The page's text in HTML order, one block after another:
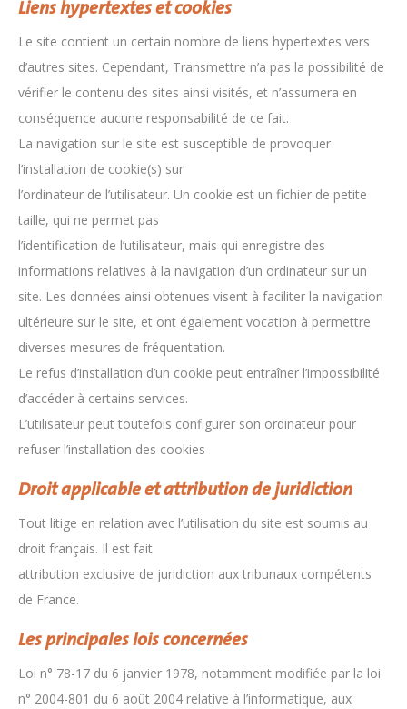
Liens hypertextes et cookies
Le site contient un certain nombre de liens hypertextes vers
d’autres sites. Cependant, Transmettre n’a pas la possibilité de
vérifier le contenu des sites ainsi visités, et n’assumera en
conséquence aucune responsabilité de ce fait.
La navigation sur le site est susceptible de provoquer
l’installation de cookie(s) sur
l’ordinateur de l’utilisateur. Un cookie est un fichier de petite
taille, qui ne permet pas
l’identification de l’utilisateur, mais qui enregistre des
informations relatives à la navigation d’un ordinateur sur un
site. Les données ainsi obtenues visent à faciliter la navigation
ultérieure sur le site, et ont également vocation à permettre
diverses mesures de fréquentation.
Le refus d’installation d’un cookie peut entraîner l’impossibilité
d’accéder à certains services.
L’utilisateur peut toutefois configurer son ordinateur pour
refuser l’installation des cookies
Droit applicable et attribution de juridiction
Tout litige en relation avec l’utilisation du site est soumis au
droit français. Il est fait
attribution exclusive de juridiction aux tribunaux compétents
de France.
Les principales lois concernées
Loi n° 78-17 du 6 janvier 1978, notamment modifiée par la loi
n° 2004-801 du 6 août 2004 relative à l’informatique, aux